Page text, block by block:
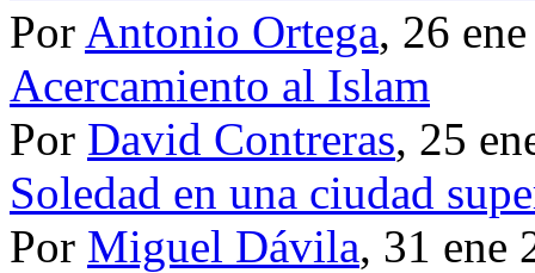
Por Antonio Ortega, 26
Acercamiento al Islam
Por David Contreras, 25
Soledad en una ciudad
Por Miguel Dávila, 31 ene